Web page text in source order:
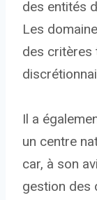
des entités
Les
des critères
Il a
un centre
car, à son
gestion des